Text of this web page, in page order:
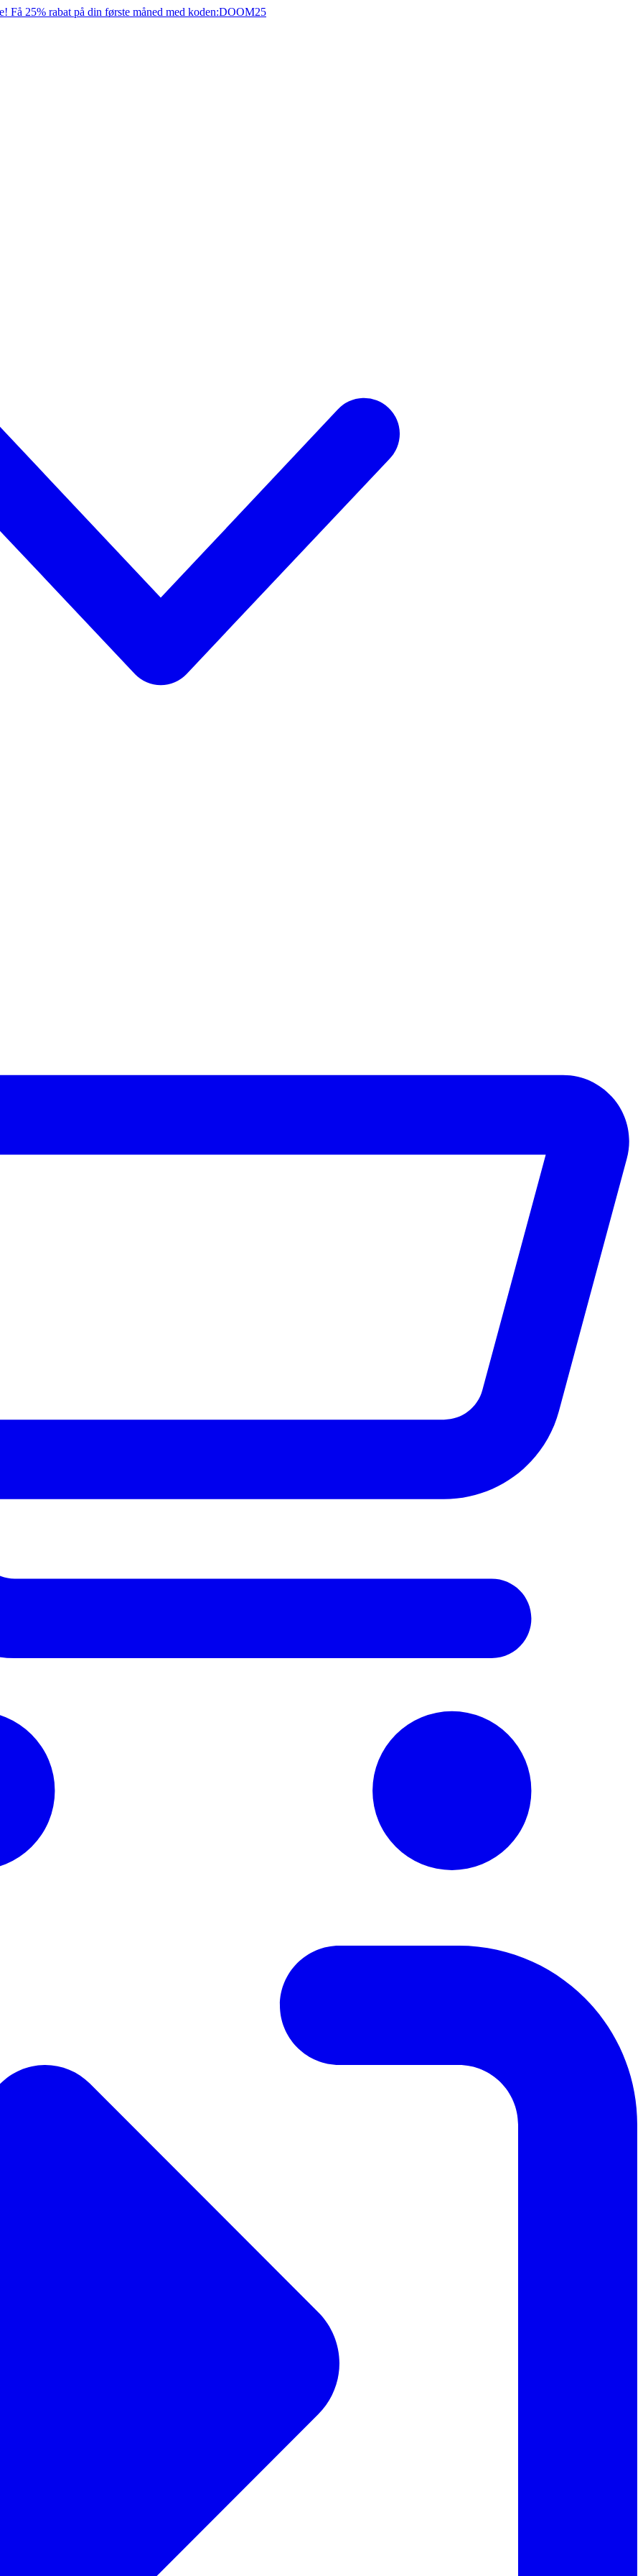
Få 25% rabat på din første måned med koden:DOOM25